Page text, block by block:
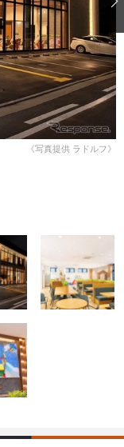
不具合修理＆粗悪修理
洗車
コーティング
防錆
ー「旧車」関連プロジェ
クト
ショップ検索
コラム
《写真提供 ラドルフ》